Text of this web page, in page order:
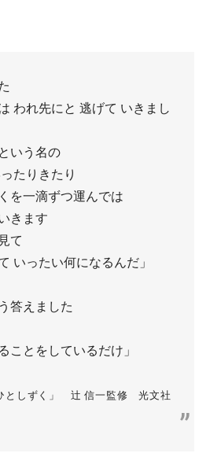
われ先にと 逃げて いきまし
いう名の
たりきたり
を一滴ずつ運んでは
きます
て
いったい何になるんだ」
答えました
ことをしているだけ」
としずく」 辻 信一監修 光文社